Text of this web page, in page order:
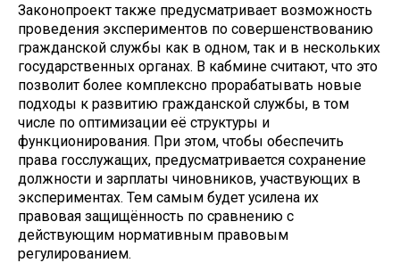
Законопроект также предусматривает возможность
проведения экспериментов по совершенствованию
гражданской службы как в одном, так и в нескольких
государственных органах. В кабмине считают, что это
позволит более комплексно прорабатывать новые
подходы к развитию гражданской службы, в том
числе по оптимизации её структуры и
функционирования. При этом, чтобы обеспечить
права госслужащих, предусматривается сохранение
должности и зарплаты чиновников, участвующих в
экспериментах. Тем самым будет усилена их
правовая защищённость по сравнению с
действующим нормативным правовым
регулированием.